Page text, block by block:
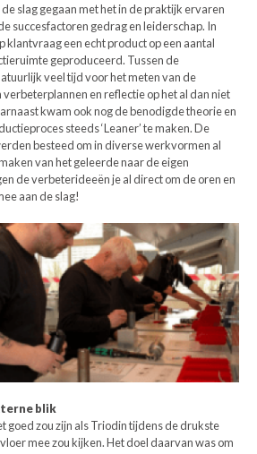
slag gegaan met het in de praktijk ervaren
succesfactoren gedrag en leiderschap. In
een echt product op een aantal
geproduceerd. Tussen de
veel tijd voor het meten van de
en reflectie op het al dan niet
kwam ook nog de benodigde theorie en
steeds ‘Leaner’ te maken. De
besteed om in diverse werkvormen al
van het geleerde naar de eigen
de verbeterideeën je al direct om de oren en
aan de slag!
blik
goed zou zijn als Triodin tijdens de drukste
mee zou kijken. Het doel daarvan was om